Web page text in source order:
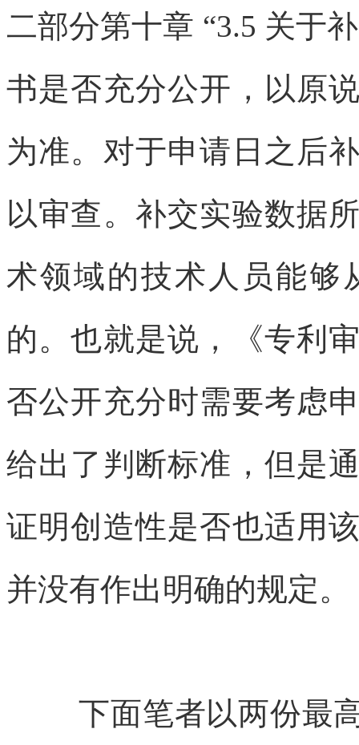
二部分第十章 “3.5 关于
书是否充分公开，以原
为准。对于申请日之后
以审查。补交实验数据
术领域的技术人员能够
的。也就是说，《专利
否公开充分时需要考虑
给出了判断标准，但是
证明创造性是否也适用
并没有作出明确的规定。
下面笔者以两份最